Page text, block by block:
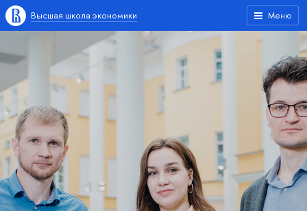
Меню
Высшая школа экономики